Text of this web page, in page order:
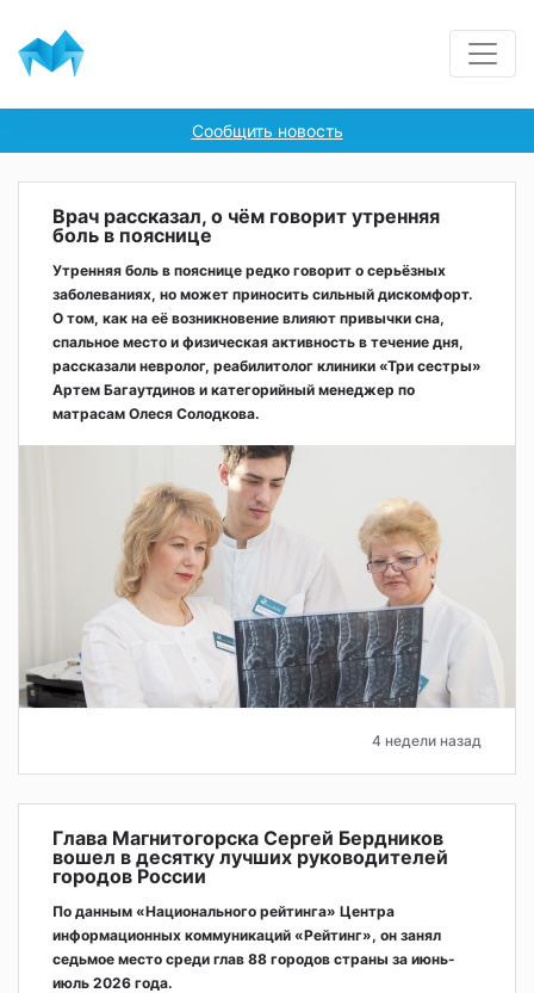
Сообщить новость
Врач рассказал, о чём говорит утренняя
боль в пояснице
Утренняя боль в пояснице редко говорит о серьёзных
заболеваниях, но может приносить сильный дискомфорт.
О том, как на её возникновение влияют привычки сна,
спальное место и физическая активность в течение дня,
рассказали невролог, реабилитолог клиники «Три сестры»
Артем Багаутдинов и категорийный менеджер по
матрасам Олеся Солодкова.
4 недели назад
Глава Магнитогорска Сергей Бердников
вошел в десятку лучших руководителей
городов России
По данным «Национального рейтинга» Центра
информационных коммуникаций «Рейтинг», он занял
седьмое место среди глав 88 городов страны за июнь-
июль 2026 года.